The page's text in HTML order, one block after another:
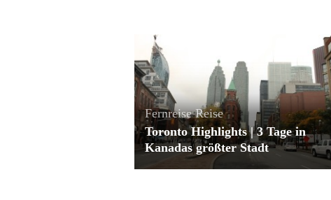
Fernreise Reise
Toronto Highlights | 3 Tage in
Kanadas größter Stadt